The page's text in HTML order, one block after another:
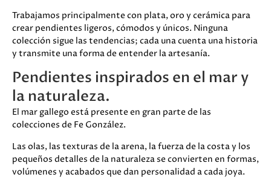
Trabajamos principalmente con plata, oro y cerámica para
crear pendientes ligeros, cómodos y únicos. Ninguna
colección sigue las tendencias; cada una cuenta una historia
y transmite una forma de entender la artesanía.
Pendientes inspirados en el mar y
la naturaleza.
El mar gallego está presente en gran parte de las
colecciones de Fe González.
Las olas, las texturas de la arena, la fuerza de la costa y los
pequeños detalles de la naturaleza se convierten en formas,
volúmenes y acabados que dan personalidad a cada joya.